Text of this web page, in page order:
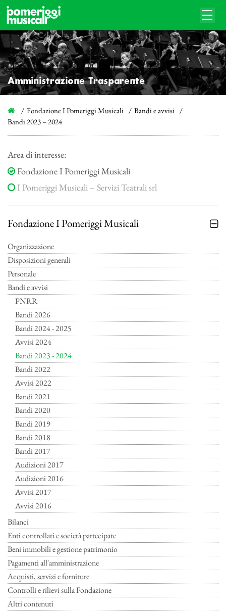
Amministrazione Trasparente
Fondazione I Pomeriggi Musicali
Bandi e avvisi
Bandi 2023 – 2024
Area di interesse:
Fondazione I Pomeriggi Musicali
I Pomeriggi Musicali – Servizi Teatrali srl
Fondazione I Pomeriggi Musicali
Organizzazione
Disposizioni generali
Personale
Bandi e avvisi
PNRR
Bandi 2026
Bandi 2024 - 2025
Avvisi 2024
Bandi 2023 - 2024
Bandi 2022
Avvisi 2022
Bandi 2021
Bandi 2020
Bandi 2019
Bandi 2018
Bandi 2017
Audizioni 2017
Audizioni 2016
Avvisi 2017
Avvisi 2016
Bilanci
Enti controllati e società partecipate
Beni immobili e gestione patrimonio
Pagamenti all'amministrazione
Acquisti, servizi e forniture
Controlli e rilievi sulla Fondazione
Altri contenuti